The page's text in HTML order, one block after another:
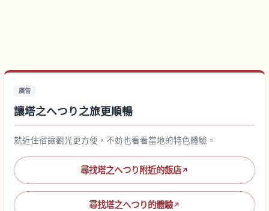
廣告
讓塔之へつり之旅更順暢
就近住宿讓觀光更方便，不妨也看看當地的特色體驗。
尋找塔之へつり附近的飯店↗
尋找塔之へつり的體驗↗